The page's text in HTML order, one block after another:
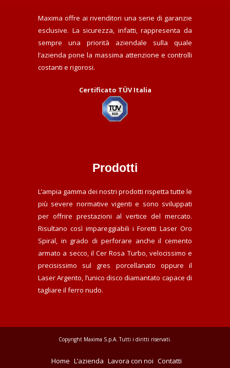
Maxima offre ai rivenditori una serie di garanzie
esclusive. La sicurezza, infatti, rappresenta da
sempre una priorità aziendale sulla quale
l’azienda pone la massima attenzione e controlli
costanti e rigorosi.
Certificato TÜV Italia
Prodotti
L’ampia gamma dei nostri prodotti rispetta tutte le
più severe normative vigenti e sono sviluppati
per offrire prestazioni al vertice del mercato.
Risultano così impareggiabili i Foretti Laser Oro
Spiral, in grado di perforare anche il cemento
armato a secco, il Cer Rosa Turbo, velocissimo e
precisissimo sul gres porcellanato oppure il
Laser Argento, l’unico disco diamantato capace di
tagliare il ferro nudo.
Copyright Maxima S.p.A. Tutti i diritti riservati.
Home L’azienda Lavora con noi Contatti